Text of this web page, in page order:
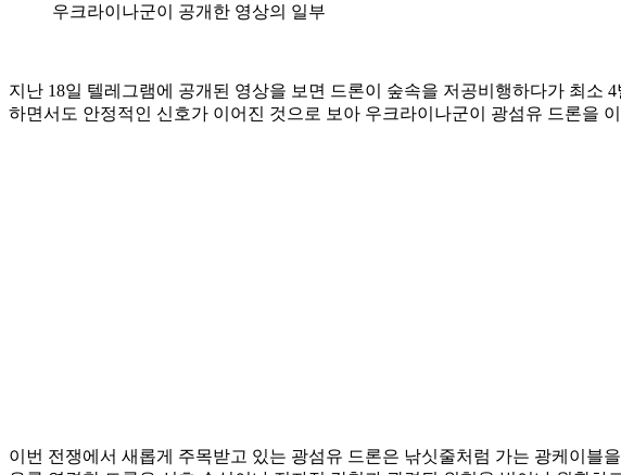
우크라이나군이 공개한 영상의 일부
지난 18일 텔레그램에 공개된 영상을 보면 드론이 숲속을 저공비행하다가 최소
하면서도 안정적인 신호가 이어진 것으로 보아 우크라이나군이 광섬유 드론을
이번 전쟁에서 새롭게 주목받고 있는 광섬유 드론은 낚싯줄처럼 가는 광케이블